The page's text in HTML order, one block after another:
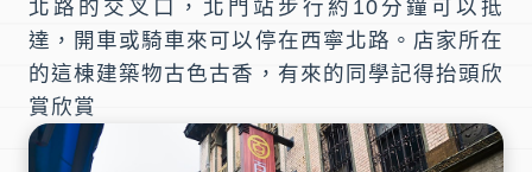
北路的交叉口， 北門站 步行約10分鐘可以抵
達，開車或騎車來可以停在西寧北路。店家所在
的這棟建築物古色古香，有來的同學記得抬頭欣
賞欣賞